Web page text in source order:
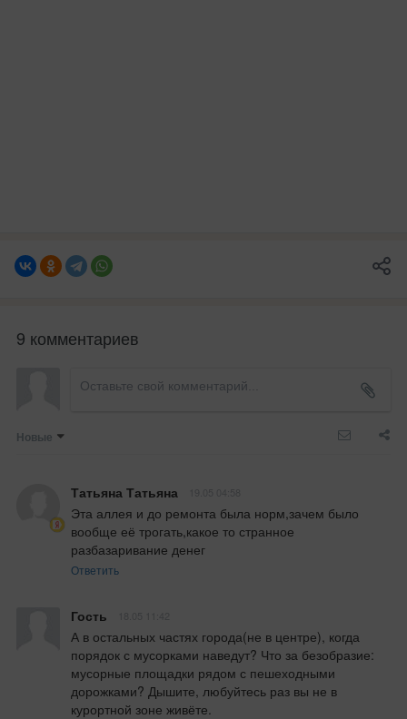
9 комментариев
Новые
Татьяна Татьяна
Эта аллея и до ремонта была норм,зачем было
вообще её трогать,какое то странное
разбазаривание денег
Ответить
Гость
А в остальных частях города(не в центре), когда
порядок с мусорками наведут? Что за безобразие:
мусорные площадки рядом с пешеходными
дорожками? Дышите, любуйтесь раз вы не в
курортной зоне живёте.